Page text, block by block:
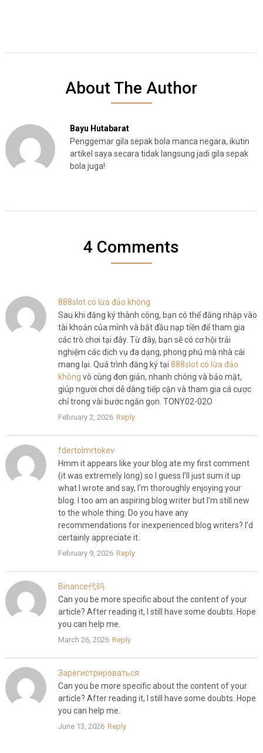
About The Author
Bayu Hutabarat
Penggemar gila sepak bola manca negara, ikutin
artikel saya secara tidak langsung jadi gila sepak
bola juga!
4 Comments
888slot có lừa đảo không
Sau khi đăng ký thành công, bạn có thể đăng nhập vào
tài khoản của mình và bắt đầu nạp tiền để tham gia
các trò chơi tại đây. Từ đây, bạn sẽ có cơ hội trải
nghiệm các dịch vụ đa dạng, phong phú mà nhà cái
mang lại. Quá trình đăng ký tại 888slot có lừa đảo
không vô cùng đơn giản, nhanh chóng và bảo mật,
giúp người chơi dễ dàng tiếp cận và tham gia cá cược
chỉ trong vài bước ngắn gọn. TONY02-02O
February 2, 2026 Reply
fdertolmrtokev
Hmm it appears like your blog ate my first comment
(it was extremely long) so I guess I’ll just sum it up
what I wrote and say, I’m thoroughly enjoying your
blog. I too am an aspiring blog writer but I’m still new
to the whole thing. Do you have any
recommendations for inexperienced blog writers? I’d
certainly appreciate it.
February 9, 2026 Reply
Binance代码
Can you be more specific about the content of your
article? After reading it, I still have some doubts. Hope
you can help me.
March 26, 2026 Reply
Зарегистрироваться
Can you be more specific about the content of your
article? After reading it, I still have some doubts. Hope
you can help me.
June 13, 2026 Reply